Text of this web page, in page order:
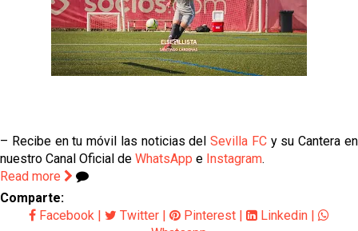
– Recibe en tu móvil las noticias delSevilla FCy su Cantera en
nuestro Canal Oficial de WhatsApp e Instagram.
Read more
Comparte:
Facebook
Twitter Pinterest Linkedin